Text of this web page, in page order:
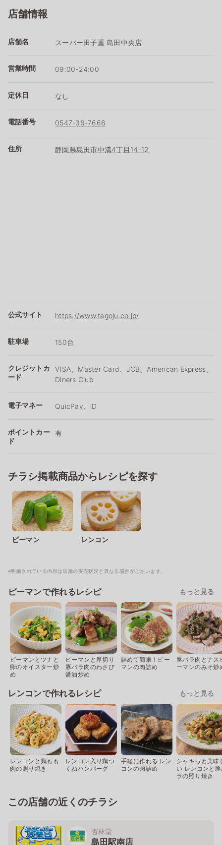
店舗情報
店舗名 スーパー田子重 島田中央店
営業時間 09:00-24:00
定休日 なし
電話番号 0547-36-7666
住所 静岡県島田市中溝4丁目14-12
公式サイト https://www.tagoju.co.jp/
駐車場 150台
クレジットカ
ード
VISA、Master Card、JCB、American Express、
Diners Club
電子マネー QuicPay、iD
ポイントカー
ド
有
チラシ掲載商品からレシピを探す
ピーマン レンコン
※明細されている内容は店舗の実売状況と異なる場合がございます。
ピーマンで作れるレシピ もっと見る
ピーマンとツナと
卵のオイスター炒
め
ピーマンと厚切り
豚バラ肉のわさび
醤油炒め
詰めて簡単！ピー
マンの肉詰め
豚バラ肉とナス
ーマンのみそ炒
レンコンで作れるレシピ もっと見る
レンコンと鶏もも
肉の照り焼き
レンコン入り鶏つ
くねハンバーグ
手軽に作れる レン
コンの肉詰め
シャキっと美味
い レンコンと
ラの照り焼き
この店舗の近くのチラシ
杏林堂
島田駅南店